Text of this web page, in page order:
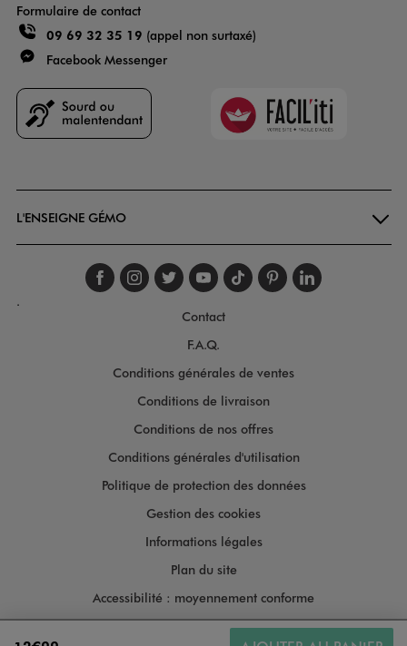
Formulaire de contact
09 69 32 35 19 (appel non surtaxé)
Facebook Messenger
Faciliti
L'ENSEIGNE GÉMO
Suivez-nous sur
Suivez-nous sur
Suivez-nous sur
Suivez-nous
Suivez-nous
Suivez-
.
Contact
F.A.Q.
Conditions générales de ventes
Conditions de livraison
Conditions de nos offres
Conditions générales d'utilisation
Politique de protection des données
Gestion des cookies
Informations légales
Plan du site
Accessibilité : moyennement conforme